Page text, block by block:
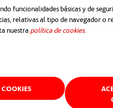
funcionalidades básicas y de
relativas al tipo de navegador o
nuestra política de cookiesse abre
.
COOKIES